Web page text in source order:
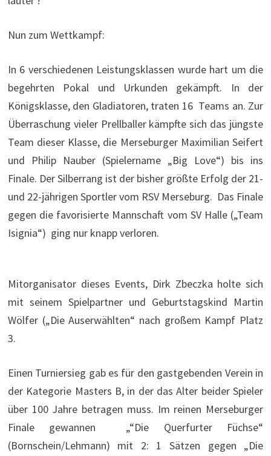
Nun zum Wettkampf:
In 6 verschiedenen Leistungsklassen wurde hart um die
begehrten Pokal und Urkunden gekämpft. In der
Königsklasse, den Gladiatoren, traten 16 Teams an. Zur
Überraschung vieler Prellballer kämpfte sich das jüngste
Team dieser Klasse, die Merseburger Maximilian Seifert
und Philip Nauber (Spielername „Big Love“) bis ins
Finale. Der Silberrang ist der bisher größte Erfolg der 21-
und 22-jährigen Sportler vom RSV Merseburg. Das Finale
gegen die favorisierte Mannschaft vom SV Halle („Team
Isignia“) ging nur knapp verloren.
Mitorganisator dieses Events, Dirk Zbeczka holte sich
mit seinem Spielpartner und Geburtstagskind Martin
Wölfer („Die Auserwählten“ nach großem Kampf Platz
3.
Einen Turniersieg gab es für den gastgebenden Verein in
der Kategorie Masters B, in der das Alter beider Spieler
über 100 Jahre betragen muss. Im reinen Merseburger
Finale gewannen „“Die Querfurter Füchse“
(Bornschein/Lehmann) mit 2: 1 Sätzen gegen „Die